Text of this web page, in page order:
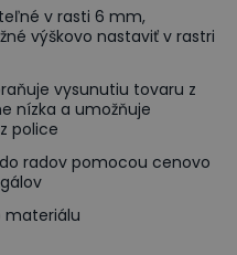
v rasti 6 mm,
výškovo nastaviť v rastri
vysunutiu tovaru z
nízka a umožňuje
police
radov pomocou cenovo
materiálu